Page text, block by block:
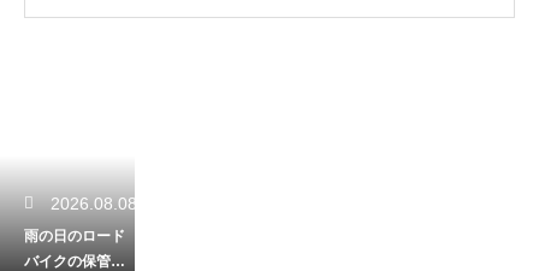
2026.08.08
雨の日のロード
バイクの保管方